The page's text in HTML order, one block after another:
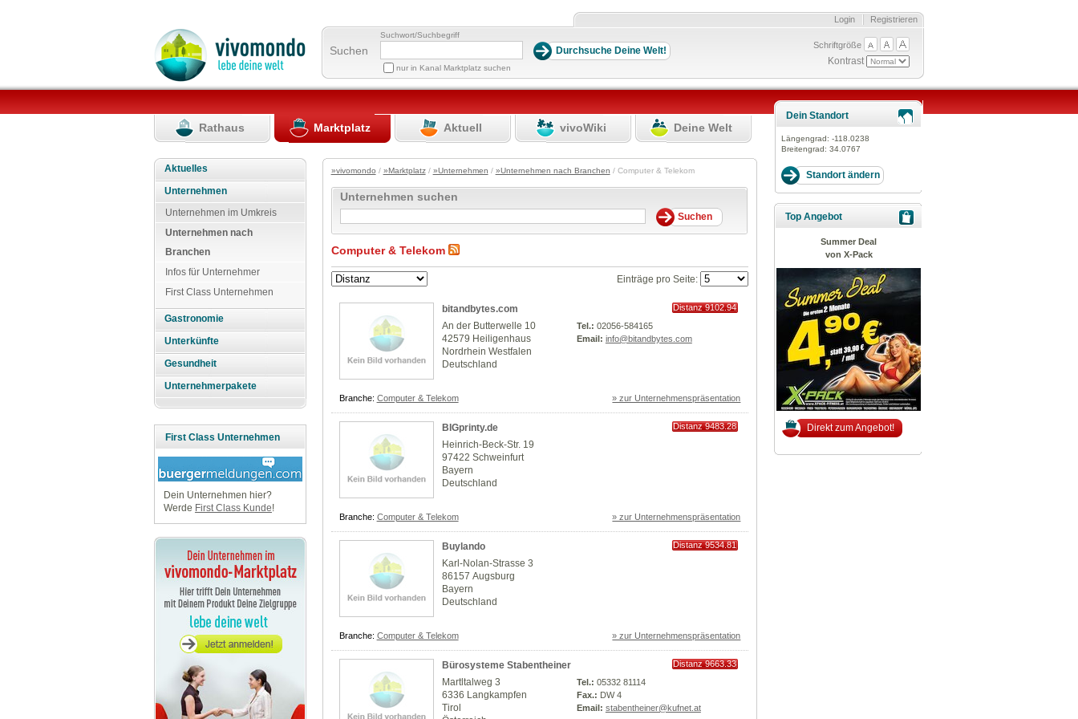
Registrieren
Login
Suchen
Suchwort/Suchbegriff
nur in Kanal Marktplatz suchen
Schriftgröße
Kontrast
Rathaus Marktplatz Aktuell vivoWiki Deine Welt
Aktuelles
Unternehmen
Unternehmen im Umkreis
Unternehmen nach
Branchen
Infos für Unternehmer
First Class Unternehmen
Gastronomie
Unterkünfte
Gesundheit
Unternehmerpakete
First Class Unternehmen
Dein Unternehmen hier?
Werde First Class Kunde!
»vivomondo / »Marktplatz/ »Unternehmen / »Unternehmen nach Branchen / Computer & Telekom
Unternehmen suchen
Computer & Telekom
Einträge pro Seite:
bitandbytes.com
Distanz 9102.94
An der Butterwelle 10
42579 Heiligenhaus
Nordrhein Westfalen
Deutschland
Tel.: 02056-584165
Email: info@bitandbytes.com
Branche: Computer & Telekom » zur Unternehmenspräsentation
BIGprinty.de
Distanz 9483.28
Heinrich-Beck-Str. 19
97422 Schweinfurt
Bayern
Deutschland
Branche: Computer & Telekom » zur Unternehmenspräsentation
Buylando
Distanz 9534.81
Karl-Nolan-Strasse 3
86157 Augsburg
Bayern
Deutschland
Branche: Computer & Telekom » zur Unternehmenspräsentation
Bürosysteme Stabentheiner
Distanz 9663.33
Martltalweg 3
6336 Langkampfen
Tirol
Tel.: 05332 81114
Fax.: DW 4
Email: stabentheiner@kufnet.at
Dein Standort
Längengrad: -118.0238
Breitengrad: 34.0767
Top Angebot
Summer Deal
von X-Pack
Direkt zum Angebot!